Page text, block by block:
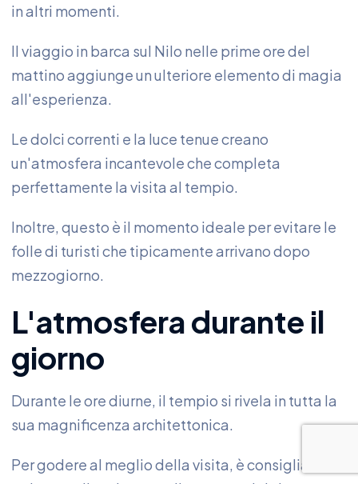
in altri momenti.
Il viaggio in barca sul Nilo nelle prime ore del
mattino aggiunge un ulteriore elemento di magia
all'esperienza.
Le dolci correnti e la luce tenue creano
un'atmosfera incantevole che completa
perfettamente la visita al tempio.
Inoltre, questo è il momento ideale per evitare le
folle di turisti che tipicamente arrivano dopo
mezzogiorno.
L'atmosfera durante il
giorno
Durante le ore diurne, il tempio si rivela in tutta la
sua magnificenza architettonica.
Per godere al meglio della visita, è consigliabile